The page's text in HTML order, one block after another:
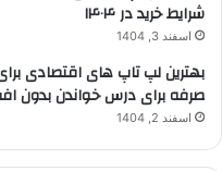
شرایط خرید در ۱۴۰۴
اسفند 3, 1404
بهترین لپ تاپ های اقتصادی
صرفه برای درس خواندن بدون
اسفند 2, 1404